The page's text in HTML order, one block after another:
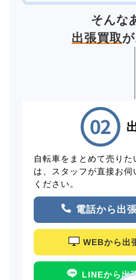
そんな
出張買取
自転車をまとめて売り
は、スタッフが直接お
ください。
電話から出
WEBから出
LINEから出